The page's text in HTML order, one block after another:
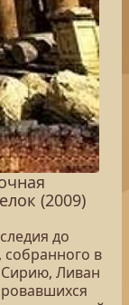
(2009)
до
собранного в
Сирию, Ливан